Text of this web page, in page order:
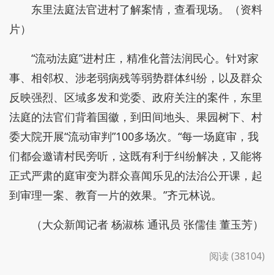
东里法庭法官进村了解案情，查看现场。（资料
片）
“流动法庭”进村庄，精准化普法润民心。针对家
事、相邻权、涉老弱病残等弱势群体纠纷，以及群众
反映强烈、区域多发和党委、政府关注的案件，东里
法庭的法官们背着国徽，到田间地头、果园树下、村
委大院开展“流动审判”100多场次。“每一场庭审，我
们都会邀请村民旁听，这既有利于纠纷解决，又能将
正式严肃的庭审变为群众喜闻乐见的法治公开课，起
到审理一案、教育一片的效果。”齐元林说。
（大众新闻记者 杨淑栋 通讯员 张儒佳 董玉芳）
阅读 (38104)